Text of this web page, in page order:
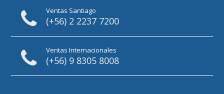
Ventas Santiago
(+56) 2 2237 7200
Ventas Internacionales
(+56) 9 8305 8008